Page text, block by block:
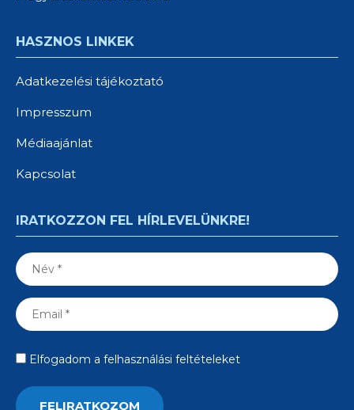
HASZNOS LINKEK
Adatkezelési tájékoztató
Impresszum
Médiaajánlat
Kapcsolat
IRATKOZZON FEL HÍRLEVELÜNKRE!
Elfogadom a felhasználási feltételeket